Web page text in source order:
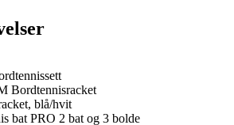
Bordtennisracket
blå/hvit
bat PRO 2 bat og 3 bolde